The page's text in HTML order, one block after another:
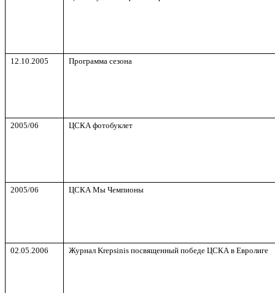
12.10.2005 Программа сезона
2005/06 ЦСКА фотобуклет
2005/06 ЦСКА Мы Чемпионы
02.05.2006 Журнал Krepsinisпосвященный победе ЦСКА в Евролиге